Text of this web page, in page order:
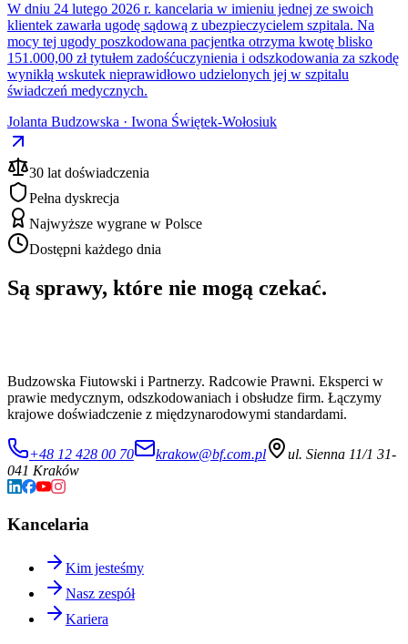
W dniu 24 lutego 2026 r. kancelaria w imieniu jednej ze swoich
klientek zawarła ugodę sądową z ubezpieczycielem szpitala. Na
mocy tej ugody poszkodowana pacjentka otrzyma kwotę blisko
151.000,00 zł tytułem zadośćuczynienia i odszkodowania za szkodę
wynikłą wskutek nieprawidłowo udzielonych jej w szpitalu
świadczeń medycznych.
Jolanta Budzowska · Iwona Świętek-Wołosiuk
30 lat doświadczenia
Pełna dyskrecja
Najwyższe wygrane w Polsce
Dostępni każdego dnia
Są sprawy, które nie mogą czekać.
Budzowska Fiutowski i Partnerzy. Radcowie Prawni. Eksperci w
prawie medycznym, odszkodowaniach i obsłudze firm. Łączymy
krajowe doświadczenie z międzynarodowymi standardami.
+48 12 428 00 70 krakow@bf.com.pl
ul. Sienna 11/1 31-
041 Kraków
Kancelaria
Kim jesteśmy
Nasz zespół
Kariera